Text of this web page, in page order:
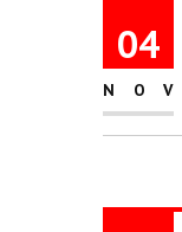
04
NOV